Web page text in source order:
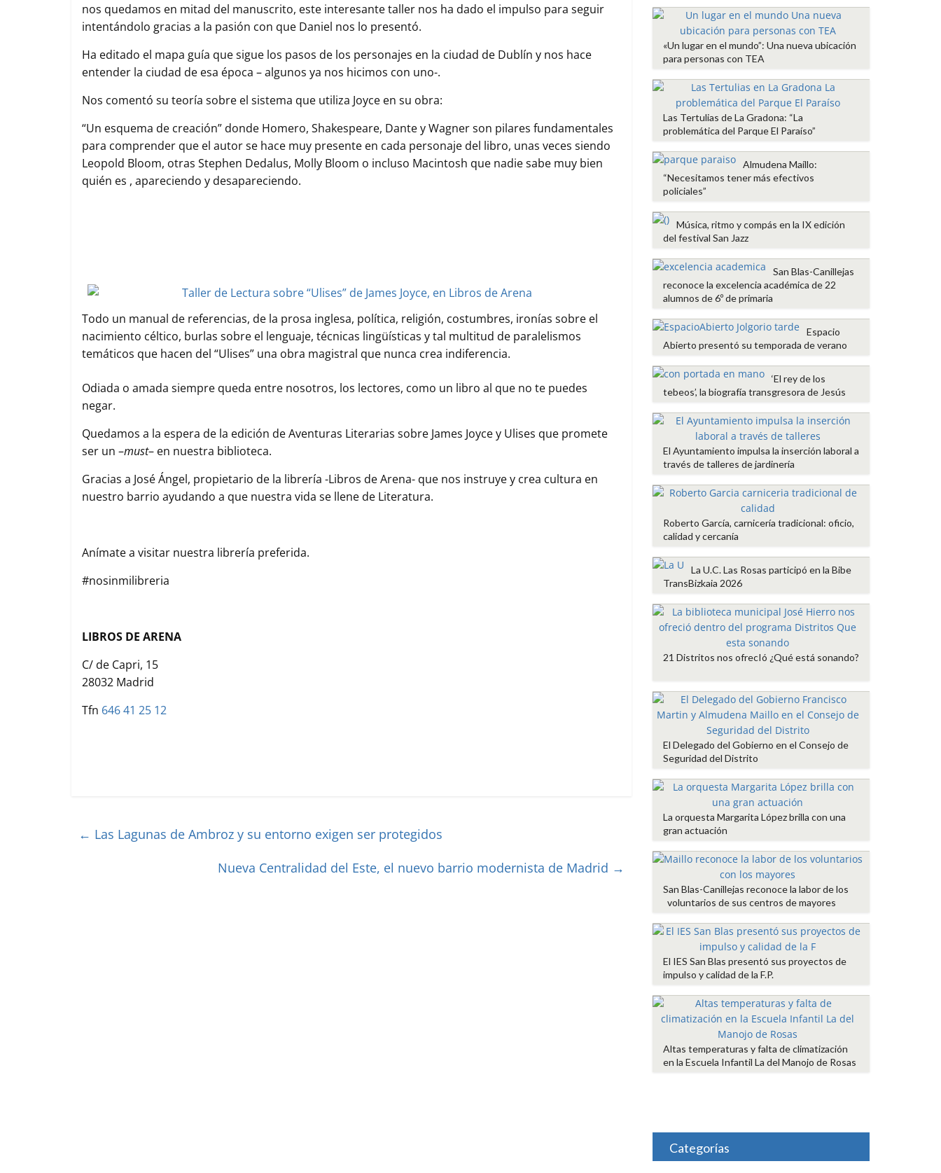
nos quedamos en mitad del manuscrito, este interesante taller nos ha dado el impulso para seguir
intentándolo gracias a la pasión con que Daniel nos lo presentó.
Ha editado el mapa guía que sigue los pasos de los personajes en la ciudad de Dublín y nos hace
entender la ciudad de esa época – algunos ya nos hicimos con uno-.
Nos comentó su teoría sobre el sistema que utiliza Joyce en su obra:
“Un esquema de creación” donde Homero, Shakespeare, Dante y Wagner son pilares fundamentales
para comprender que el autor se hace muy presente en cada personaje del libro, unas veces siendo
Leopold Bloom, otras Stephen Dedalus, Molly Bloom o incluso Macintosh que nadie sabe muy bien
quién es , apareciendo y desapareciendo.
Todo un manual de referencias, de la prosa inglesa, política, religión, costumbres, ironías sobre el
nacimiento céltico, burlas sobre el lenguaje, técnicas lingüísticas y tal multitud de paralelismos
temáticos que hacen del “Ulises” una obra magistral que nunca crea indiferencia.
Odiada o amada siempre queda entre nosotros, los lectores, como un libro al que no te puedes
negar.
Quedamos a la espera de la edición de Aventuras Literarias sobre James Joyce y Ulises que promete
ser un –must– en nuestra biblioteca.
Gracias a José Ángel, propietario de la librería -Libros de Arena- que nos instruye y crea cultura en
nuestro barrio ayudando a que nuestra vida se llene de Literatura.
Anímate a visitar nuestra librería preferida.
#nosinmilibreria
LIBROS DE ARENA
C/ de Capri, 15
28032 Madrid
Tfn 646 41 25 12
← Las Lagunas de Ambroz y su entorno exigen ser protegidos
Nueva Centralidad del Este, el nuevo barrio modernista de Madrid →
«Un lugar en el mundo”: Una nueva ubicación
para personas con TEA
Las Tertulias de La Gradona: “La
problemática del Parque El Paraíso”
Almudena Maíllo:
“Necesitamos tener más efectivos
policiales”
Música, ritmo y compás en la IX edición
del festival San Jazz
San Blas-Canillejas
reconoce la excelencia académica de 22
alumnos de 6º de primaria
Espacio
Abierto presentó su temporada de verano
‘El rey de los
tebeos’, la biografía transgresora de Jesús
El Ayuntamiento impulsa la inserción laboral a
través de talleres de jardinería
Roberto García, carnicería tradicional: oficio,
calidad y cercanía
La U.C. Las Rosas participó en la Bibe
TransBizkaia 2026
21 Distritos nos ofrecIó ¿Qué está sonando?
El Delegado del Gobierno en el Consejo de
Seguridad del Distrito
La orquesta Margarita López brilla con una
gran actuación
San Blas-Canillejas reconoce la labor de los
voluntarios de sus centros de mayores
El IES San Blas presentó sus proyectos de
impulso y calidad de la F.P.
Altas temperaturas y falta de climatización
en la Escuela Infantil La del Manojo de Rosas
Categorías